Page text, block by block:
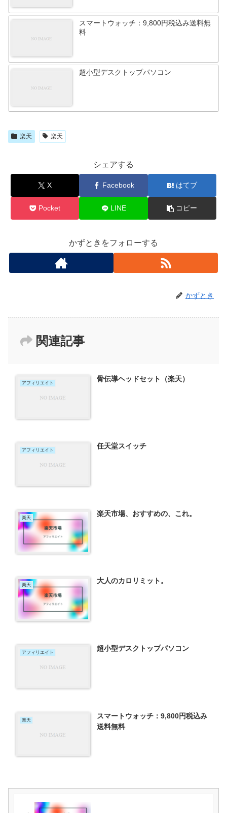
スマートウォッチ：9,800円税込み送料無
料
超小型デスクトップパソコン
楽天 楽天
シェアする
X Facebook はてブ
Pocket LINE コピー
かずときをフォローする
かずとき
関連記事
アフィリエイト 骨伝導ヘッドセット（楽天）
アフィリエイト 任天堂スイッチ
楽天 楽天市場、おすすめの、これ。
楽天 大人のカロリミット。
アフィリエイト 超小型デスクトップパソコン
楽天
スマートウォッチ：9,800円税込み
送料無料